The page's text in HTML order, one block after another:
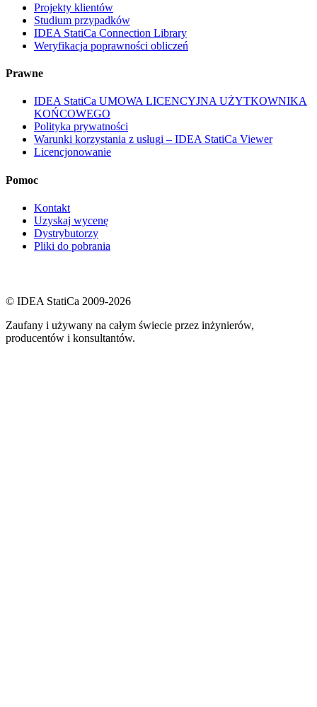
Projekty klientów
Studium przypadków
IDEA StatiCa Connection Library
Weryfikacja poprawności obliczeń
Prawne
IDEA StatiCa UMOWA LICENCYJNA UŻYTKOWNIKA
KOŃCOWEGO
Polityka prywatności
Warunki korzystania z usługi – IDEA StatiCa Viewer
Licencjonowanie
Pomoc
Kontakt
Uzyskaj wycenę
Dystrybutorzy
Pliki do pobrania
© IDEA StatiCa 2009-2026
Zaufany i używany na całym świecie przez inżynierów,
producentów i konsultantów.